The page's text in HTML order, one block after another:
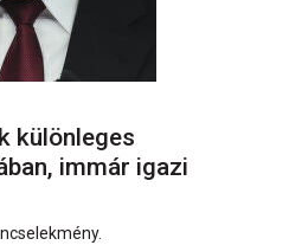
különleges
immár igazi